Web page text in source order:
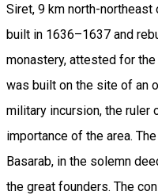
Siret, 9 km north-
built in 1636–1637 and
monastery, attested for
was built on the site of an
military incursion, the ruler
importance of the area.
Basarab, in the solemn
the great founders. The